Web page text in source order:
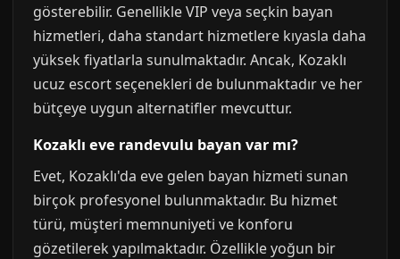
gösterebilir. Genellikle VIP veya seçkin bayan
hizmetleri, daha standart hizmetlere kıyasla daha
yüksek fiyatlarla sunulmaktadır. Ancak, Kozaklı
ucuz escort seçenekleri de bulunmaktadır ve her
bütçeye uygun alternatifler mevcuttur.
Kozaklı eve randevulu bayan var mı?
Evet, Kozaklı'da eve gelen bayan hizmeti sunan
birçok profesyonel bulunmaktadır. Bu hizmet
türü, müşteri memnuniyeti ve konforu
gözetilerek yapılmaktadır. Özellikle yoğun bir